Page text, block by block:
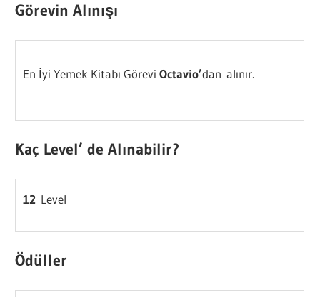
Görevin Alınışı
En İyi Yemek Kitabı GöreviOctavio’dan alınır.
Kaç Level’ de Alınabilir?
12 Level
Ödüller